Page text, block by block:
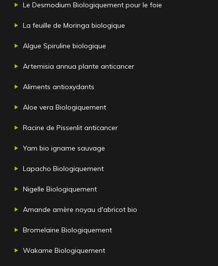
Le Desmodium Biologiquement pour le foie
La feuille de Moringa biologique
Algue Spiruline biologique
Artemisia annua plante anticancer
Aliments antioxydants
Aloe vera Biologiquement
Racine de Pissenlit anticancer
Yam bio igname sauvage
Lapacho Biologiquement
Nigelle Biologiquement
Amande amère noyau d'abricot bio
Bromelaine Biologiquement
Wakame Biologiquement